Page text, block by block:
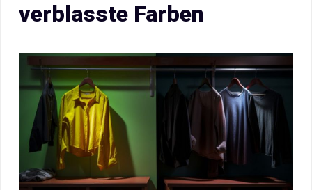
verblasste Farben